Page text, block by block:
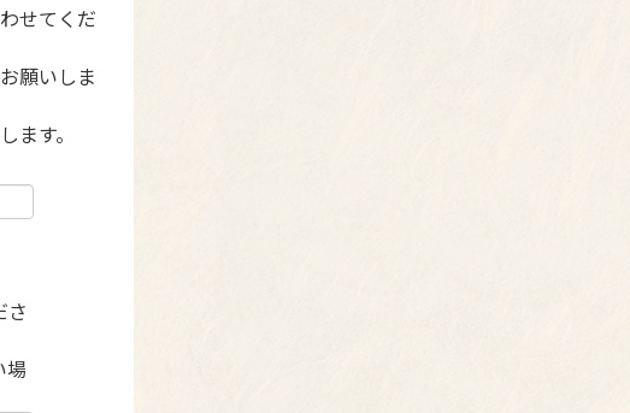
せてくだ
願いしま
ます。
さ
場